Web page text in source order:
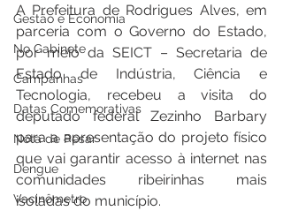
Gestão e Economia
No Gabinete
Campanhas
Datas Comemorativas
Nota de Pesar
Dengue
Vacinômetro
A Prefeitura de Rodrigues Alves, em
parceria com o Governo do Estado,
por meio da SEICT – Secretaria de
Estado de Indústria, Ciência e
Tecnologia, recebeu a visita do
deputado federal Zezinho Barbary
para a apresentação do projeto físico
que vai garantir acesso à internet nas
comunidades ribeirinhas mais
isoladas do município.